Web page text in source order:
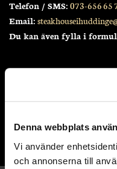
Denna webbplats
Vi använder
och annonserna till
Telefon / SMS: 073-656 65
Email:
Du kan även fylla i
Måndag - Fredag
Lördag
Söndag